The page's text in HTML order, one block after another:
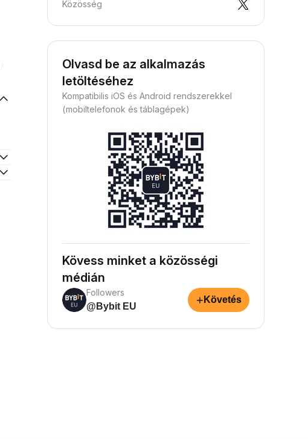
Közösség
Olvasd be az alkalmazás
letöltéséhez
Kompatibilis iOS és Android rendszerekkel
(mobiltelefonok és táblagépek)
Kövess minket a közösségi
médián
Followers
@Bybit EU
+ Követés